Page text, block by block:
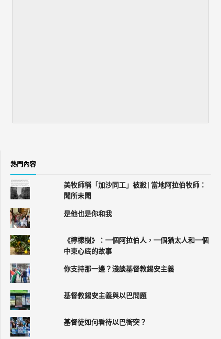
熱門內容
美牧師稱「加沙同工」被殺 | 當地阿拉伯牧師：
聞所未聞
是他也是你和我
《檸檬樹》：一個阿拉伯人，一個猶太人和一個
中東心底的故事
你支持那一邊？淺談基督教錫安主義
基督教錫安主義與以巴問題
基督徒如何看待以巴衝突？